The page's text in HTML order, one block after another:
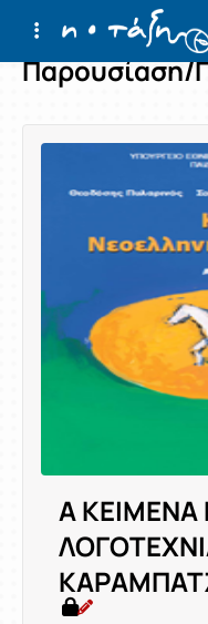
Παρουσίαση/
Α